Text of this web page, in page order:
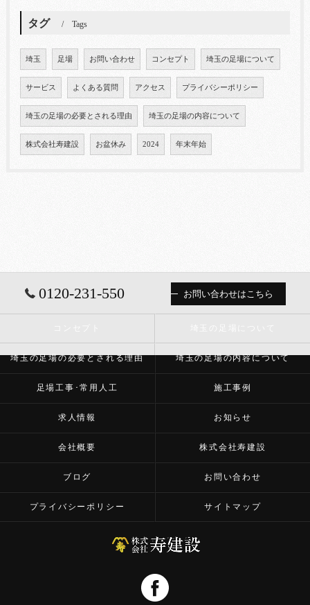
タグ Tags
埼玉 足場 お問い合わせ コンセプト 埼玉の足場について
サービス よくある質問 アクセス プライバシーポリシー
埼玉の足場の必要とされる理由 埼玉の足場の内容について
株式会社寿建設 お盆休み 2024 年末年始
0120-231-550 お問い合わせはこちら
埼玉の足場の必要とされる理由 埼玉の足場の内容について
足場工事･常用人工 施工事例
求人情報 お知らせ
会社概要 株式会社寿建設
ブログ お問い合わせ
プライバシーポリシー サイトマップ